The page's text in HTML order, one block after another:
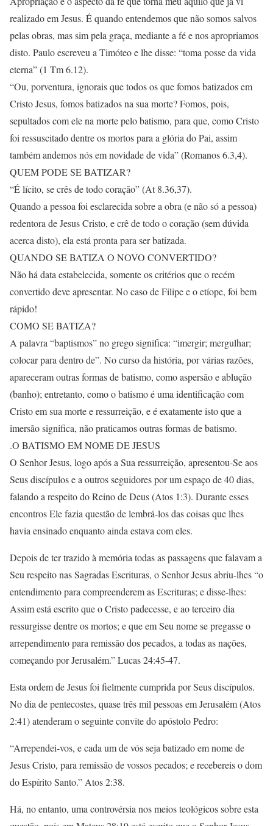
realizado em Jesus. É quando entendemos que não somos salvos
pelas obras, mas sim pela graça, mediante a fé e nos apropriamos
disto. Paulo escreveu a Timóteo e lhe disse: “toma posse da vida
eterna” (1 Tm 6.12).
“Ou, porventura, ignorais que todos os que fomos batizados em
Cristo Jesus, fomos batizados na sua morte? Fomos, pois,
sepultados com ele na morte pelo batismo, para que, como Cristo
foi ressuscitado dentre os mortos para a glória do Pai, assim
também andemos nós em novidade de vida” (Romanos 6.3,4).
QUEM PODE SE BATIZAR?
“É lícito, se crês de todo coração” (At 8.36,37).
Quando a pessoa foi esclarecida sobre a obra (e não só a pessoa)
redentora de Jesus Cristo, e crê de todo o coração (sem dúvida
acerca disto), ela está pronta para ser batizada.
QUANDO SE BATIZA O NOVO CONVERTIDO?
Não há data estabelecida, somente os critérios que o recém
convertido deve apresentar. No caso de Filipe e o etíope, foi bem
rápido!
COMO SE BATIZA?
A palavra “baptismos” no grego significa: “imergir; mergulhar;
colocar para dentro de”. No curso da história, por várias razões,
apareceram outras formas de batismo, como aspersão e ablução
(banho); entretanto, como o batismo é uma identificação com
Cristo em sua morte e ressurreição, e é exatamente isto que a
imersão significa, não praticamos outras formas de batismo.
.O BATISMO EM NOME DE JESUS
O Senhor Jesus, logo após a Sua ressurreição, apresentou-Se aos
Seus discípulos e a outros seguidores por um espaço de 40 dias,
falando a respeito do Reino de Deus (Atos 1:3). Durante esses
encontros Ele fazia questão de lembrá-los das coisas que lhes
havia ensinado enquanto ainda estava com eles.
Depois de ter trazido à memória todas as passagens que falavam a
Seu respeito nas Sagradas Escrituras, o Senhor Jesus abriu-lhes “o
entendimento para compreenderem as Escrituras; e disse-lhes:
Assim está escrito que o Cristo padecesse, e ao terceiro dia
ressurgisse dentre os mortos; e que em Seu nome se pregasse o
arrependimento para remissão dos pecados, a todas as nações,
começando por Jerusalém.” Lucas 24:45-47.
Esta ordem de Jesus foi fielmente cumprida por Seus discípulos.
No dia de pentecostes, quase três mil pessoas em Jerusalém (Atos
2:41) atenderam o seguinte convite do apóstolo Pedro:
“Arrependei-vos, e cada um de vós seja batizado em nome de
Jesus Cristo, para remissão de vossos pecados; e recebereis o dom
do Espírito Santo.” Atos 2:38.
Há, no entanto, uma controvérsia nos meios teológicos sobre esta